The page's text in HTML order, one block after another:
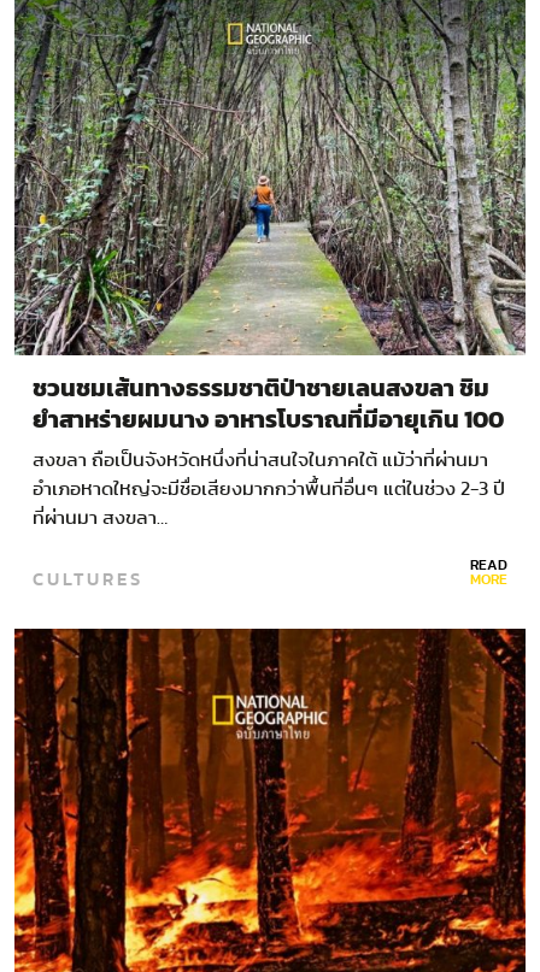
ชวนชมเส้นทางธรรมชาติป่าชายเลนสงขลา ชิม
ยำสาหร่ายผมนาง อาหารโบราณที่มีอายุเกิน 100
ปี
สงขลา ถือเป็นจังหวัดหนึ่งที่น่าสนใจในภาคใต้ แม้ว่าที่ผ่านมา
อำเภอหาดใหญ่จะมีชื่อเสียงมากกว่าพื้นที่อื่นๆ แต่ในช่วง 2-3 ปี
ที่ผ่านมา สงขลา…
CULTURES READ
MORE